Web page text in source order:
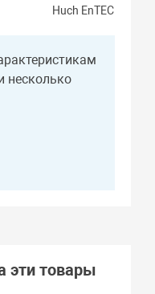
Huch EnTEC
несколько
эти товары